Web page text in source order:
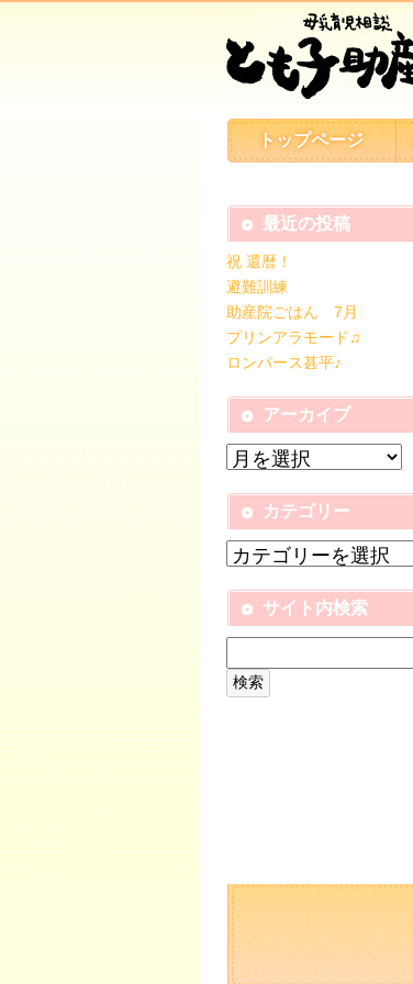
トップページ
最近の投稿
祝 還暦！
避難訓練
助産院ごはん 7月
プリンアラモード♫
ロンパース甚平♪
アーカイブ
カテゴリー
サイト内検索